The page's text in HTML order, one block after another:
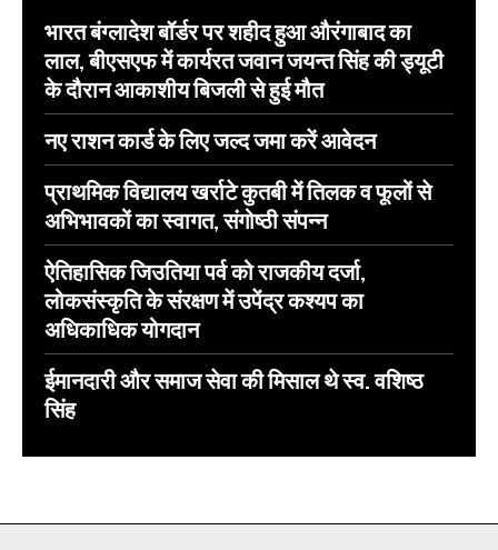
भारत बंग्लादेश बॉर्डर पर शहीद हुआ औरंगाबाद का
लाल, बीएसएफ में कार्यरत जवान जयन्त सिंह की ड्यूटी
के दौरान आकाशीय बिजली से हुई मौत
नए राशन कार्ड के लिए जल्द जमा करें आवेदन
प्राथमिक विद्यालय खर्राटे कुतबी में तिलक व फूलों से
अभिभावकों का स्वागत, संगोष्ठी संपन्न
ऐतिहासिक जिउतिया पर्व को राजकीय दर्जा,
लोकसंस्कृति के संरक्षण में उपेंद्र कश्यप का
अधिकाधिक योगदान
ईमानदारी और समाज सेवा की मिसाल थे स्व. वशिष्ठ
सिंह